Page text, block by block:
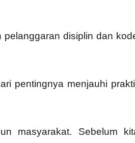
disiplin dan
pentingnya menjauhi
masyarakat. Sebelum